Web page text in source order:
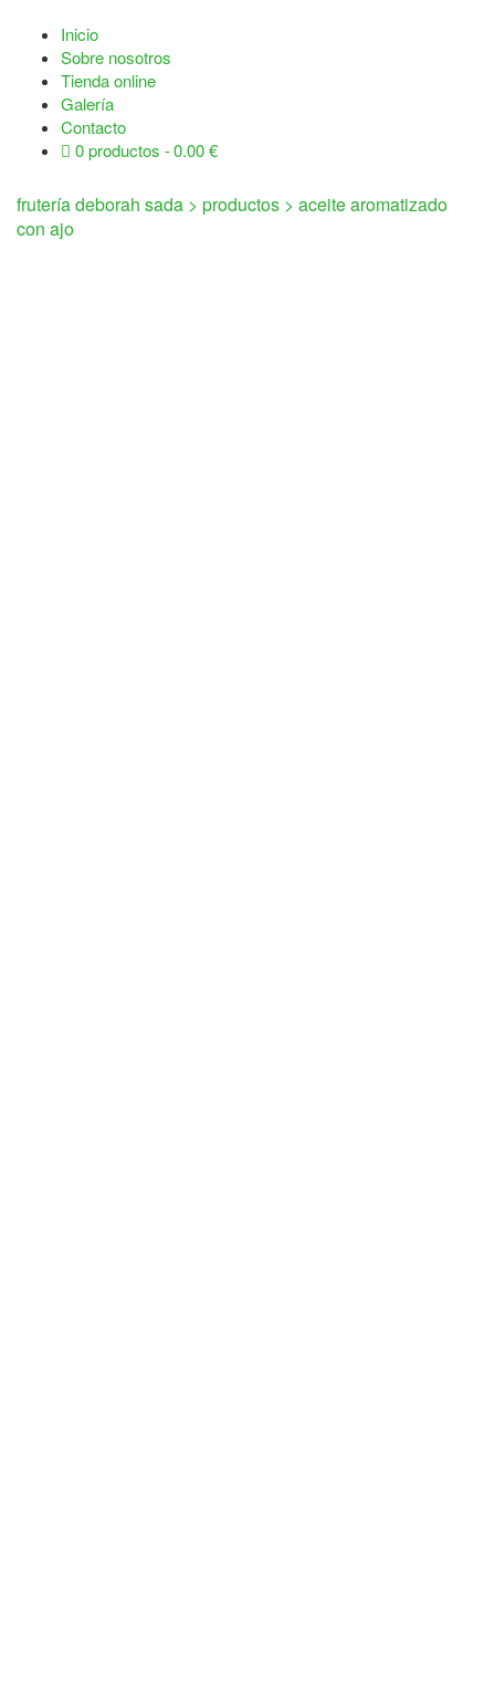
Inicio
Sobre nosotros
Tienda online
Galería
Contacto
0 productos
0.00 €
frutería deborah sada > productos > aceite aromatizado
con ajo